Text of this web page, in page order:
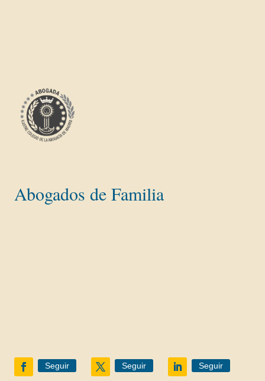
Abogados de Familia
Seguir Seguir Seguir